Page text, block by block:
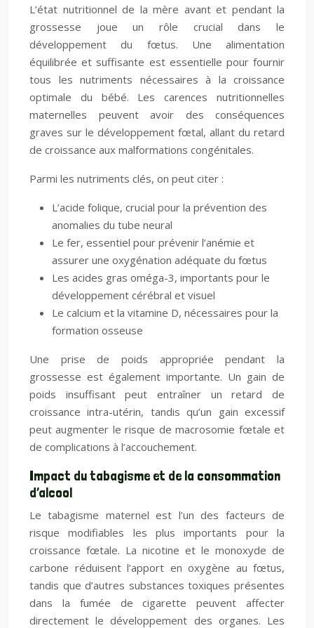
L’état nutritionnel de la mère avant et pendant la
grossesse joue un rôle crucial dans le
développement du fœtus. Une alimentation
équilibrée et suffisante est essentielle pour fournir
tous les nutriments nécessaires à la croissance
optimale du bébé. Les carences nutritionnelles
maternelles peuvent avoir des conséquences
graves sur le développement fœtal, allant du retard
de croissance aux malformations congénitales.
Parmi les nutriments clés, on peut citer :
L’acide folique, crucial pour la prévention des
anomalies du tube neural
Le fer, essentiel pour prévenir l’anémie et
assurer une oxygénation adéquate du fœtus
Les acides gras oméga-3, importants pour le
développement cérébral et visuel
Le calcium et la vitamine D, nécessaires pour la
formation osseuse
Une prise de poids appropriée pendant la
grossesse est également importante. Un gain de
poids insuffisant peut entraîner un retard de
croissance intra-utérin, tandis qu’un gain excessif
peut augmenter le risque de macrosomie fœtale et
de complications à l’accouchement.
Impact du tabagisme et de la consommation
d’alcool
Le tabagisme maternel est l’un des facteurs de
risque modifiables les plus importants pour la
croissance fœtale. La nicotine et le monoxyde de
carbone réduisent l’apport en oxygène au fœtus,
tandis que d’autres substances toxiques présentes
dans la fumée de cigarette peuvent affecter
directement le développement des organes. Les